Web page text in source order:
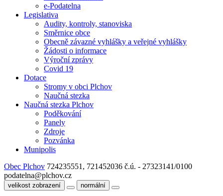
e-Podatelna
Legislativa
Audity, kontroly, stanoviska
Směrnice obce
Obecně závazné vyhlášky a veřejné vyhlášky
Žádosti o informace
Výroční zprávy
Covid 19
Dotace
Stromy v obci Plchov
Naučná stezka
Naučná stezka Plchov
Poděkování
Panely
Zdroje
Pozvánka
Munipolis
Obec Plchov 724235551, 721452036 č.ú. - 27323141/0100
podatelna@plchov.cz
velikost zobrazení normální